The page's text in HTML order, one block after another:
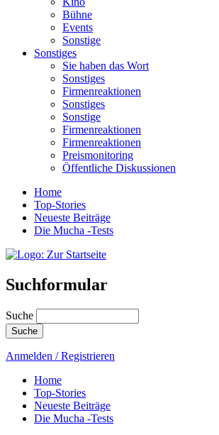
Bühne
Events
Sonstige
Sonstiges
Sie haben das Wort
Sonstiges
Firmenreaktionen
Sonstiges
Sonstige
Firmenreaktionen
Firmenreaktionen
Preismonitoring
Öffentliche Diskussionen
Home
Top-Stories
Neueste Beiträge
Die Mucha -Tests
Suchformular
Suche
Anmelden / Registrieren
Home
Top-Stories
Neueste Beiträge
Die Mucha -Tests